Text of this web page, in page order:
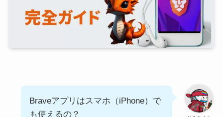
Braveアプリはスマホ（iPhone）で
も使えるの？